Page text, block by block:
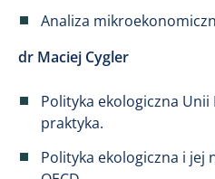
Analiza
dr Maciej Cygler
Polityka ekologiczna
praktyka.
Polityka ekologiczna i jej